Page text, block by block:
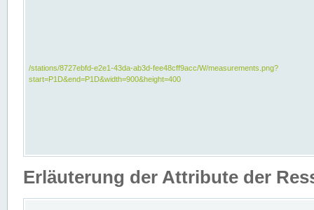
/stations/8727ebfd-e2e1-43da-ab3d-fee48cff9acc/W/measurements.png?
start=P1D&end=P1D&width=900&height=400
Erläuterung der Attribute der